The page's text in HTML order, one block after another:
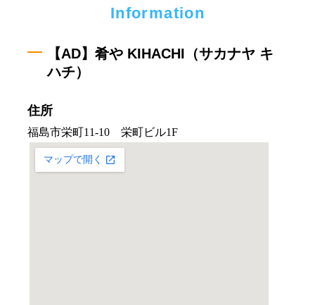
Information
【AD】肴や KIHACHI（サカナヤ キ
ハチ）
住所